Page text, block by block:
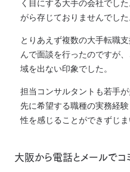
がら存じておりませんでした
とりあえず複数の大手転職
んで面談を行ったのですが
域を出ない印象でした。
担当コンサルタントも若手
先に希望する職種の実務経
性を感じることができずじま
大阪から電話とメールでコ